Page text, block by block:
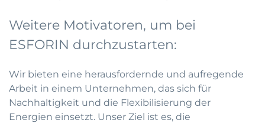
Weitere Motivatoren, um bei
ESFORIN durchzustarten:
Wir bieten eine herausfordernde und aufregende
Arbeit in einem Unternehmen, das sich für
Nachhaltigkeit und die Flexibilisierung der
Energien einsetzt. Unser Ziel ist es, die